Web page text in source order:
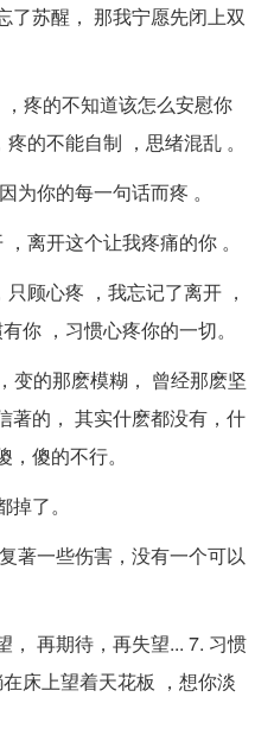
了苏醒， 那我宁愿先闭上双
疼的不知道该怎么安慰你
的不能自制 ，思绪混乱 。
为你的每一句话而疼 。
离开这个让我疼痛的你 。
顾心疼 ，我忘记了离开 ，
你 ，习惯心疼你的一切。
变的那麽模糊， 曾经那麽坚
著的， 其实什麽都没有，什
傻的不行。
了。
著一些伤害，没有一个可以
， 再期待，再失望... 7. 习惯
床上望着天花板 ，想你淡